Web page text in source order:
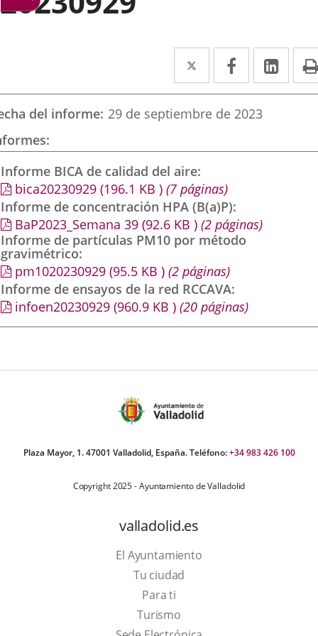
Twitter
Enlace
a
una
externa.
Facebook
Enlace
a
una
externa.
a
del informe 29 de septiembre de 2023
Informe BICA de calidad del aire
bica20230929 (196.1 KB ) (7 páginas)
Informe de concentración HPA (B(a)P)
BaP2023_Semana 39 (92.6 KB ) (2 páginas)
Informe de partículas PM10 por método
gravimétrico
pm1020230929 (95.5 KB ) (2 páginas)
Informe de ensayos de la red RCCAVA
infoen20230929 (960.9 KB ) (20 páginas)
Plaza Mayor, 1. 47001 Valladolid, España. Teléfono:+34 983 426 100
Copyright 2025 - Ayuntamiento de Valladolid
valladolid.es
El Ayuntamiento
Tu ciudad
Para ti
TurismoEste